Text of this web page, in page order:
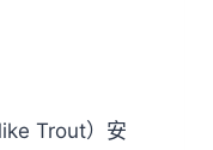
Trout）安